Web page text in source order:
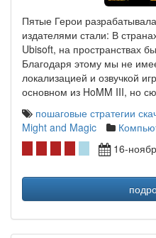
Пятые Герои
издателями стали: В
Ubisoft, на пространствах
Благодаря этому мы не
локализацией и озвучкой
основном из HoMM III, но
пошаговые стратегии
Might and Magic
16-